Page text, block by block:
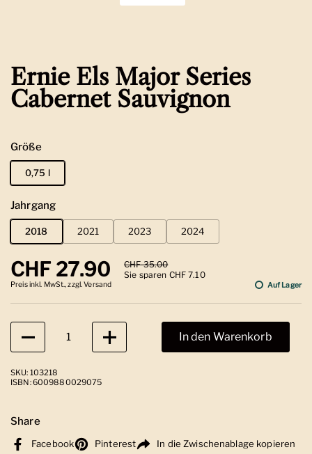
Ernie Els Major Series
Cabernet Sauvignon
Größe
0,75 l
Jahrgang
2018 2021 2023 2024
Regulärer Preis
CHF 27.90 Sale-Preis
CHF 35.00
Sie sparen CHF 7.10
Preis inkl. MwSt., zzgl. Versand Auf Lager
Anzahl
In den Warenkorb
SKU: 103218
ISBN: 6009880029075
Share
Facebook Pinterest In die Zwischenablage kopieren